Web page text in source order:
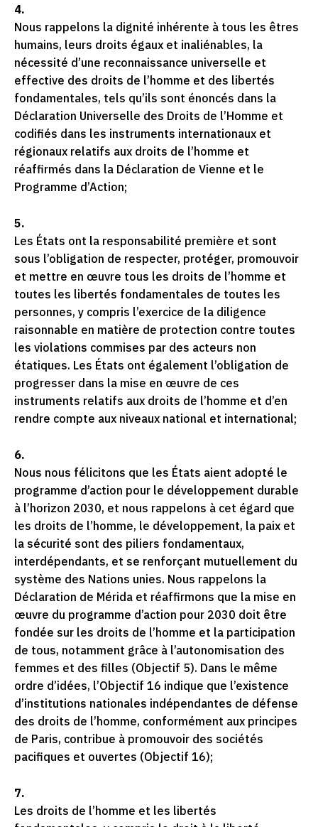
4.
Nous rappelons la dignité inhérente à tous les êtres
humains, leurs droits égaux et inaliénables, la
nécessité d’une reconnaissance universelle et
effective des droits de l’homme et des libertés
fondamentales, tels qu’ils sont énoncés dans la
Déclaration Universelle des Droits de l’Homme et
codifiés dans les instruments internationaux et
régionaux relatifs aux droits de l’homme et
réaffirmés dans la Déclaration de Vienne et le
Programme d’Action;
5.
Les États ont la responsabilité première et sont
sous l’obligation de respecter, protéger, promouvoir
et mettre en œuvre tous les droits de l’homme et
toutes les libertés fondamentales de toutes les
personnes, y compris l’exercice de la diligence
raisonnable en matière de protection contre toutes
les violations commises par des acteurs non
étatiques. Les États ont également l’obligation de
progresser dans la mise en œuvre de ces
instruments relatifs aux droits de l’homme et d’en
rendre compte aux niveaux national et international;
6.
Nous nous félicitons que les États aient adopté le
programme d’action pour le développement durable
à l’horizon 2030, et nous rappelons à cet égard que
les droits de l’homme, le développement, la paix et
la sécurité sont des piliers fondamentaux,
interdépendants, et se renforçant mutuellement du
système des Nations unies. Nous rappelons la
Déclaration de Mérida et réaffirmons que la mise en
œuvre du programme d’action pour 2030 doit être
fondée sur les droits de l’homme et la participation
de tous, notamment grâce à l’autonomisation des
femmes et des filles (Objectif 5). Dans le même
ordre d’idées, l’Objectif 16 indique que l’existence
d’institutions nationales indépendantes de défense
des droits de l’homme, conformément aux principes
de Paris, contribue à promouvoir des sociétés
pacifiques et ouvertes (Objectif 16);
7.
Les droits de l’homme et les libertés